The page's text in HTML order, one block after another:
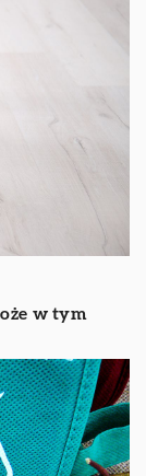
w tym